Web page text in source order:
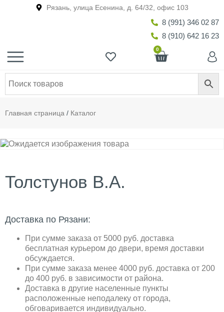
Рязань, улица Есенина, д. 64/32, офис 103
8 (991) 346 02 87
8 (910) 642 16 23
0
Главная страница / Каталог
Толстунов В.А.
Доставка по Рязани:
При сумме заказа от 5000 руб. доставка
бесплатная курьером до двери, время доставки
обсуждается.
При сумме заказа менее 4000 руб. доставка от 200
до 400 руб. в зависимости от района.
Доставка в другие населенные пункты
расположенные неподалеку от города,
обговаривается индивидуально.